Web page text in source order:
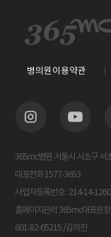
병의원이용약관
365mc병원 서울시 서초구 서
대표전화 1577-3653
사업자등록번호 : 214-14-
홈페이지관리 365mc대표원
601-82-65215 /김하진